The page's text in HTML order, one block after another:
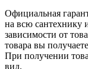
Официальная
на всю сантехнику
зависимости от
товара вы
При получении
вид.